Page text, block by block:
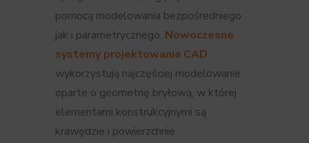
pomocą modelowania bezpośredniego
jak i parametrycznego. Nowoczesne
systemy projektowania CAD
wykorzystują najczęściej modelowanie
oparte o geometrię bryłową, w której
elementami konstrukcyjnymi są
krawędzie i powierzchnie.